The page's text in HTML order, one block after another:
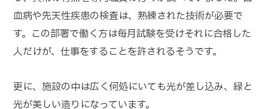
血病や先天性疾患の検査は、熟練された技術が必要で
す。この部署で働く方は毎月試験を受けそれに合格した
人だけが、仕事をすることを許されるそうです。
更に、施設の中は広く何処にいても光が差し込み、緑と
光が美しい造りになっています。